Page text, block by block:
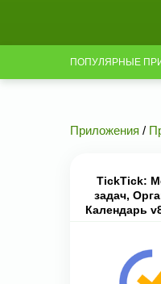
ПОПУЛЯРНЫЕ
Приложения /
TickTick:
задач,
Календарь